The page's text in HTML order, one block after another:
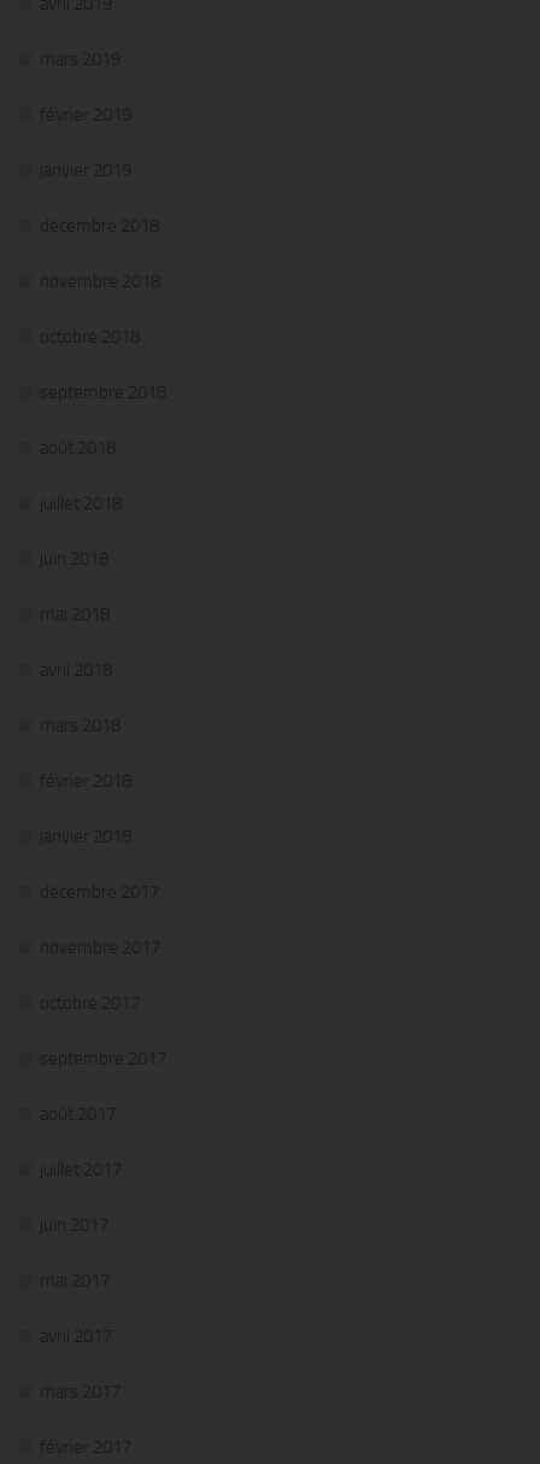
mars 2019
février 2019
janvier 2019
décembre 2018
novembre 2018
octobre 2018
septembre 2018
août 2018
juillet 2018
juin 2018
mai 2018
avril 2018
mars 2018
février 2018
janvier 2018
décembre 2017
novembre 2017
octobre 2017
septembre 2017
août 2017
juillet 2017
juin 2017
mai 2017
avril 2017
mars 2017
février 2017